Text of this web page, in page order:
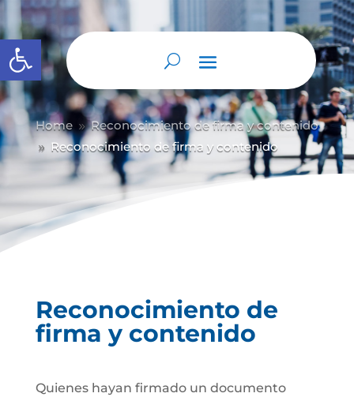
Abrir barra de herramientas
Home 9 Reconocimiento de firma y contenido
9 Reconocimiento de firma y contenido
Reconocimiento de
firma y contenido
Quienes hayan firmado un documento